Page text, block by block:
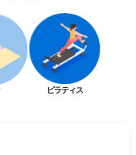
ピラティス